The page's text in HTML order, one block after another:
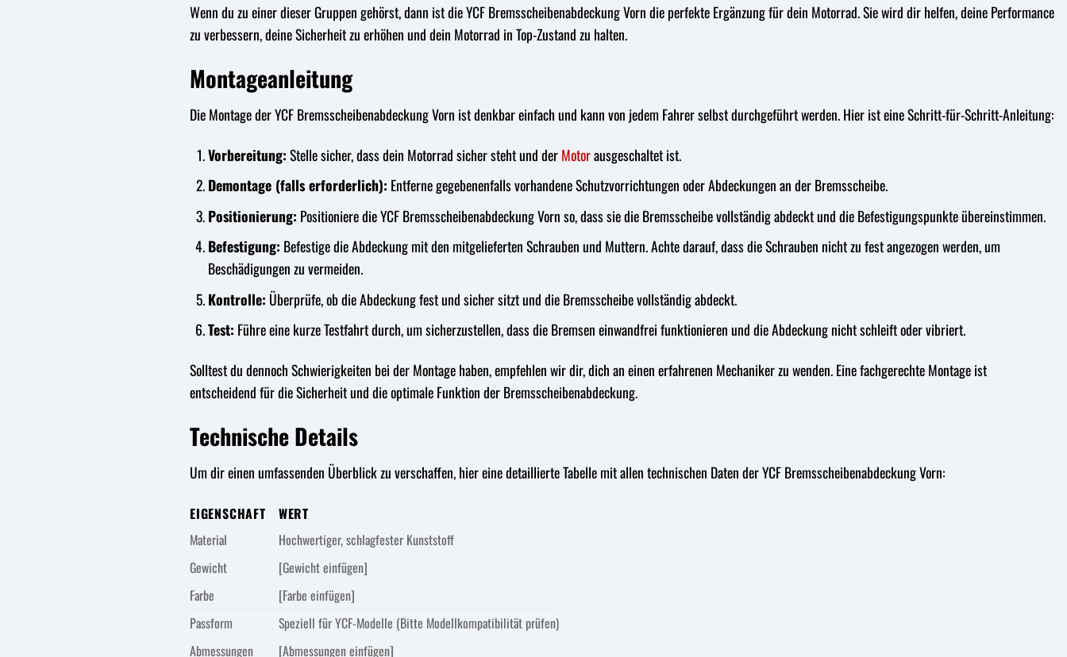
Wenn du zu einer dieser Gruppen gehörst, dann ist die YCF Bremsscheibenabdeckung Vorn die perfekte Ergänzung für dein Motorrad. Sie wird dir helfen, deine Performance
zu verbessern, deine Sicherheit zu erhöhen und dein Motorrad in Top-Zustand zu halten.
Montageanleitung
Die Montage der YCF Bremsscheibenabdeckung Vorn ist denkbar einfach und kann von jedem Fahrer selbst durchgeführt werden. Hier ist eine Schritt-für-Schritt-Anleitung:
Vorbereitung:Stelle sicher, dass dein Motorrad sicher steht und derMotorausgeschaltet ist.
Demontage (falls erforderlich): Entferne gegebenenfalls vorhandene Schutzvorrichtungen oder Abdeckungen an der Bremsscheibe.
Positionierung: Positioniere die YCF Bremsscheibenabdeckung Vorn so, dass sie die Bremsscheibe vollständig abdeckt und die Befestigungspunkte übereinstimmen.
Befestigung: Befestige die Abdeckung mit den mitgelieferten Schrauben und Muttern. Achte darauf, dass die Schrauben nicht zu fest angezogen werden, um
Beschädigungen zu vermeiden.
Kontrolle: Überprüfe, ob die Abdeckung fest und sicher sitzt und die Bremsscheibe vollständig abdeckt.
Test: Führe eine kurze Testfahrt durch, um sicherzustellen, dass die Bremsen einwandfrei funktionieren und die Abdeckung nicht schleift oder vibriert.
Solltest du dennoch Schwierigkeiten bei der Montage haben, empfehlen wir dir, dich an einen erfahrenen Mechaniker zu wenden. Eine fachgerechte Montage ist
entscheidend für die Sicherheit und die optimale Funktion der Bremsscheibenabdeckung.
Technische Details
Um dir einen umfassenden Überblick zu verschaffen, hier eine detaillierte Tabelle mit allen technischen Daten der YCF Bremsscheibenabdeckung Vorn:
EIGENSCHAFT
WERT
Material
Hochwertiger, schlagfester Kunststoff
Gewicht
[Gewicht einfügen]
Farbe
[Farbe einfügen]
Passform
Speziell für YCF-Modelle (Bitte Modellkompatibilität prüfen)
Abmessungen
[Abmessungen einfügen]